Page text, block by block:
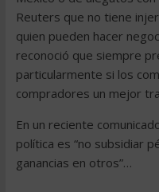
Reuters que no tiene
quien pueden hacer
reconoció que siempre
particularmente si los
compradores un mejor
En un reciente
política es “no subsidiar
ganancias en otros”…